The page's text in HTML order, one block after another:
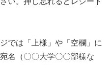
では「上様」や「空欄」に
名（〇〇大学〇〇部様な